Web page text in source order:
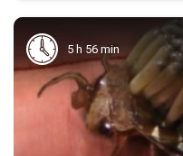
5 h 56 min